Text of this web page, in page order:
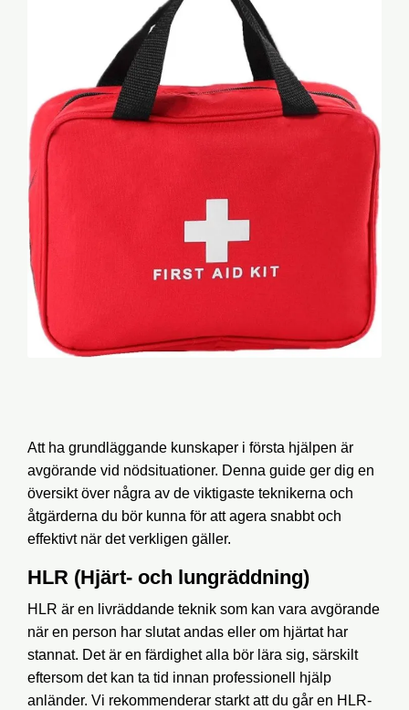
Att ha grundläggande kunskaper i första hjälpen är
avgörande vid nödsituationer. Denna guide ger dig en
översikt över några av de viktigaste teknikerna och
åtgärderna du bör kunna för att agera snabbt och
effektivt när det verkligen gäller.
HLR (Hjärt- och lungräddning)
HLR är en livräddande teknik som kan vara avgörande
när en person har slutat andas eller om hjärtat har
stannat. Det är en färdighet alla bör lära sig, särskilt
eftersom det kan ta tid innan professionell hjälp
anländer. Vi rekommenderar starkt att du går en HLR-